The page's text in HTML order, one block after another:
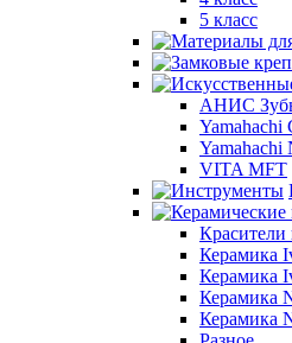
5 класс
АНИС
Yamahachi
Yamahachi
VITA MFT
Красители
Керамика
Керамика
Керамика
Керамика